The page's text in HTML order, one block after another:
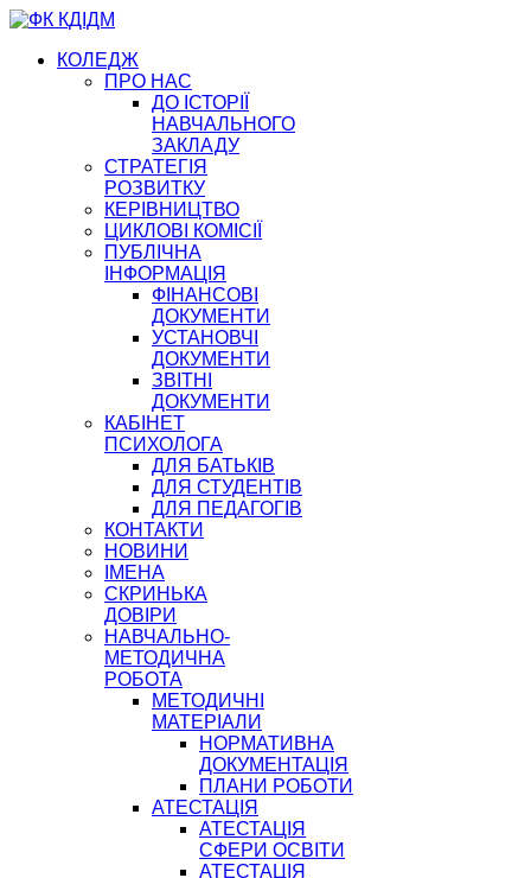
КОЛЕДЖ
ПРО НАС
ДО ІСТОРІЇ
НАВЧАЛЬНОГО
ЗАКЛАДУ
СТРАТЕГІЯ
РОЗВИТКУ
КЕРІВНИЦТВО
ЦИКЛОВІ КОМІСІЇ
ПУБЛІЧНА
ІНФОРМАЦІЯ
ФІНАНСОВІ
ДОКУМЕНТИ
УСТАНОВЧІ
ДОКУМЕНТИ
ЗВІТНІ
ДОКУМЕНТИ
КАБІНЕТ
ПСИХОЛОГА
ДЛЯ БАТЬКІВ
ДЛЯ СТУДЕНТІВ
ДЛЯ ПЕДАГОГІВ
КОНТАКТИ
НОВИНИ
ІМЕНА
СКРИНЬКА
ДОВІРИ
НАВЧАЛЬНО-
МЕТОДИЧНА
РОБОТА
МЕТОДИЧНІ
МАТЕРІАЛИ
НОРМАТИВНА
ДОКУМЕНТАЦІЯ
ПЛАНИ РОБОТИ
АТЕСТАЦІЯ
АТЕСТАЦІЯ
СФЕРИ ОСВІТИ
АТЕСТАЦІЯ